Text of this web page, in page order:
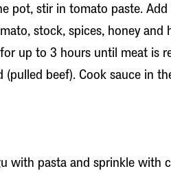
pot, stir in tomato paste.
stock, spices, honey
up to 3 hours until meat is
(pulled beef). Cook sauce in
with pasta and sprinkle with